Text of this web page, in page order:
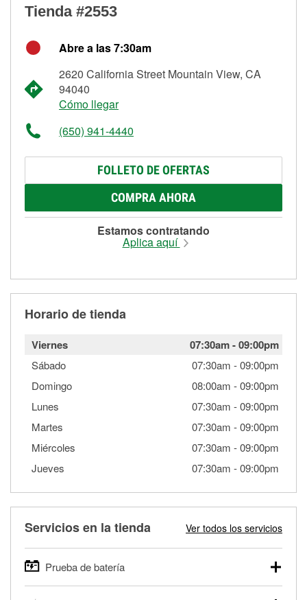
Tienda #2553
Abre a las 7:30am
2620 California Street Mountain View, CA
94040
Cómo llegar
(650) 941-4440
FOLLETO DE OFERTAS
COMPRA AHORA
Estamos contratando
Aplica aquí
Horario de tienda
Viernes 07:30am-09:00pm
Sábado 07:30am -09:00pm
Domingo
08:00am -09:00pm
Lunes
07:30am -09:00pm
Martes
07:30am -09:00pm
Miércoles
07:30am -09:00pm
Jueves
07:30am -09:00pm
Servicios en la tienda Ver todos los servicios
Prueba de batería